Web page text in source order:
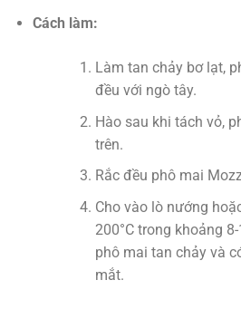
Cách làm:
Làm tan chảy bơ lạt,
đều với ngò tây.
Hào sau khi tách vỏ,
trên.
Rắc đều phô mai
Cho vào lò nướng
200°C trong khoảng
phô mai tan chảy và
mắt.